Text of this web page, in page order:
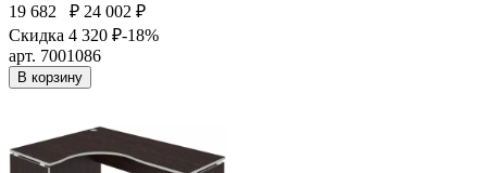
19 682
₽ 24 002 ₽
Скидка 4 320 ₽-18%
арт. 7001086
В корзину